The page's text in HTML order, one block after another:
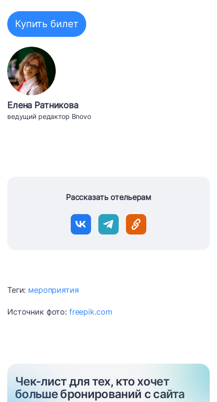
Купить билет
Елена Ратникова
ведущий редактор Bnovo
Рассказать отельерам
Теги: мероприятия
Источник фото: freepik.com
Чек-лист для тех, кто хочет
больше бронирований с сайта